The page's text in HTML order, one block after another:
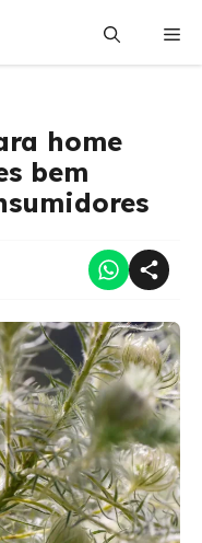
home
bem